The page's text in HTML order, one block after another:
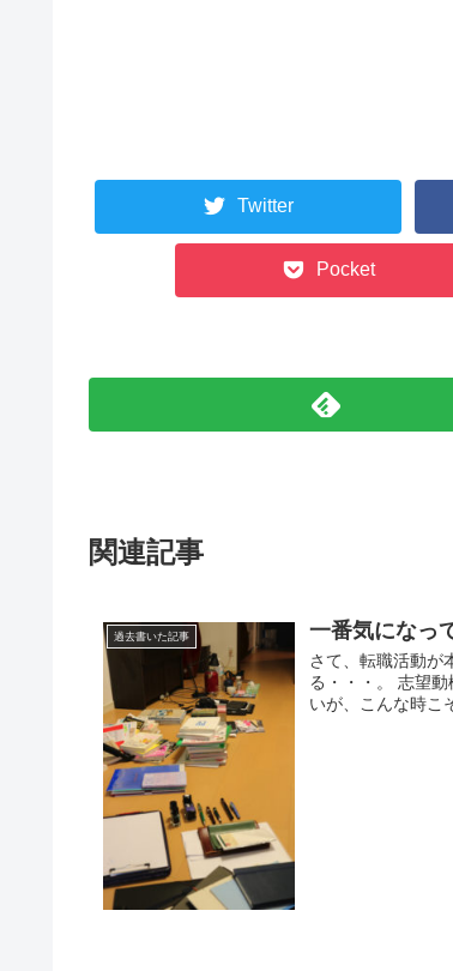
Twitter
Pocket
関連記事
過去書いた記事 一番気になっ
さて、転職活動が
る・・・。 志望
いが、こんな時こ